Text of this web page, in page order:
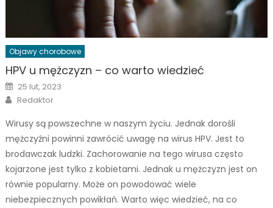
Objawy chorobowe
HPV u mężczyzn – co warto wiedzieć
Posted
on
25 lut, 2023
Author
Redaktor
Wirusy są powszechne w naszym życiu. Jednak dorośli
mężczyźni powinni zawrócić uwagę na wirus HPV. Jest to
brodawczak ludzki. Zachorowanie na tego wirusa często
kojarzone jest tylko z kobietami. Jednak u mężczyzn jest on
równie popularny. Może on powodować wiele
niebezpiecznych powikłań. Warto więc wiedzieć, na co